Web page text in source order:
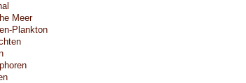
Meer
Plankton